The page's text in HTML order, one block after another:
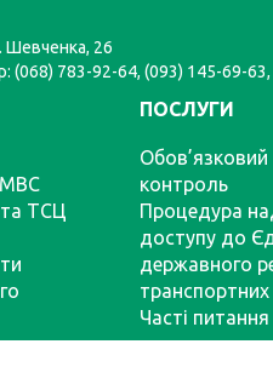
Шевченка, 26
(068) 783-92-64, (093) 145-69-
МВС
ТСЦ
ПОСЛУГИ
Обов’язковий
контроль
Процедура
доступу до
державного
транспортних
Часті питання